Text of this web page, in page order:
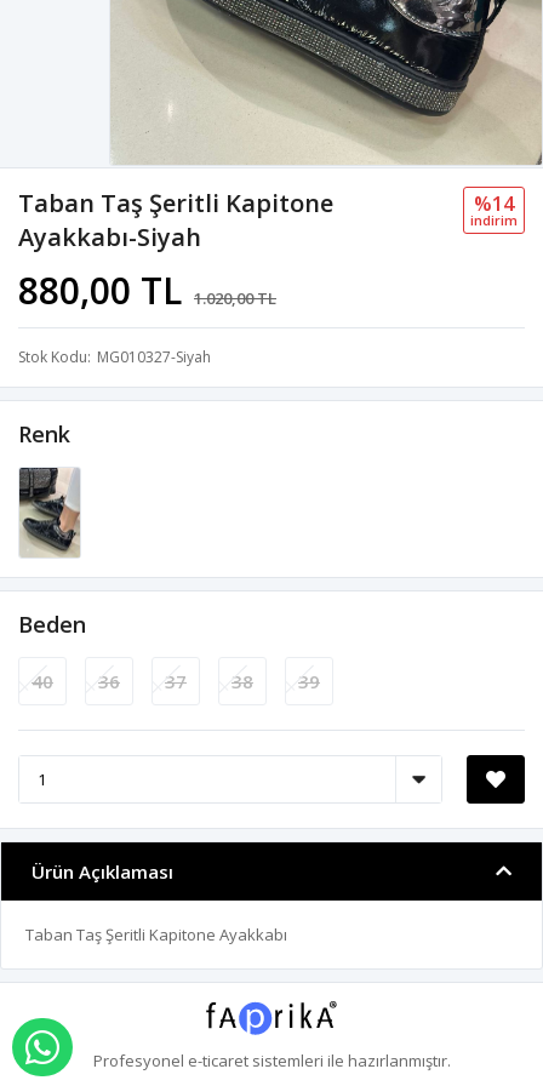
Taban Taş Şeritli Kapitone
Ayakkabı-Siyah
880,00 TL 1.020,00 TL
%14
i̇ndi̇ri̇m
Stok Kodu MG010327-Siyah
Renk
Beden
40 36 37 38 39
Ürün Açıklaması
Taban Taş Şeritli Kapitone Ayakkabı
Profesyonel e-ticaretsistemleri ile hazırlanmıştır.